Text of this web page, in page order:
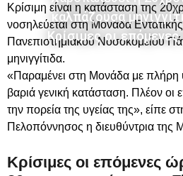
καλπάζουσα
Κρίσιμες οι
Κρίσιμη είναι η κατάσταση της
νοσηλεύεται στη Μονάδα
Πανεπιστημιακού Νοσοκομείου
μηνιγγίτιδα.
«Παραμένει στη Μονάδα με πλήρη
βαριά γενική κατάσταση. Πλέον οι
την πορεία της υγείας της», είπε
Πελοπόννησος η διευθύντρια
Κρίσιμες οι επόμενες